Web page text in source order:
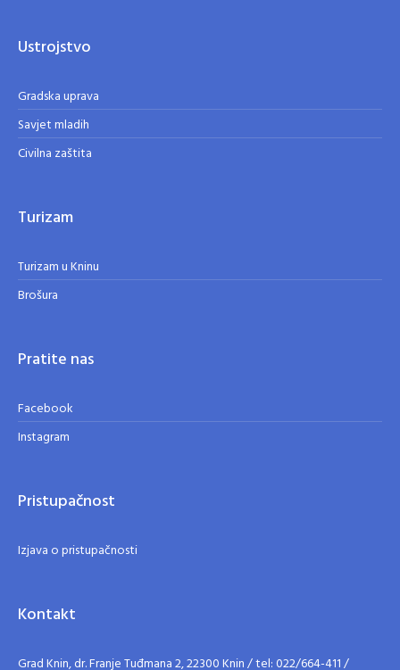
Ustrojstvo
Gradska uprava
Savjet mladih
Civilna zaštita
Turizam
Turizam u Kninu
Brošura
Pratite nas
Facebook
Instagram
Pristupačnost
Izjava o pristupačnosti
Kontakt
Grad Knin, dr. Franje Tuđmana 2, 22300 Knin / tel: 022/664-411 /